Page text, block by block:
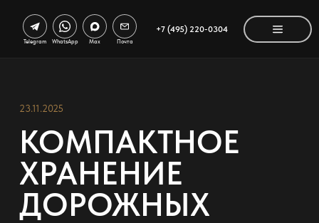
+7 (495) 220-0304
Telegram WhatsApp Max Почта
23.11.2025
КОМПАКТНОЕ
ХРАНЕНИЕ
ДОРОЖНЫХ